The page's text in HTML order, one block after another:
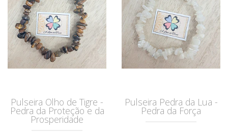
Pulseira Olho de Tigre -
Pedra da Proteção e da
Prosperidade
Pulseira Pedra da Lua -
Pedra da Força